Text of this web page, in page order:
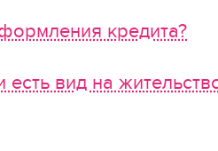
кредита?
вид на